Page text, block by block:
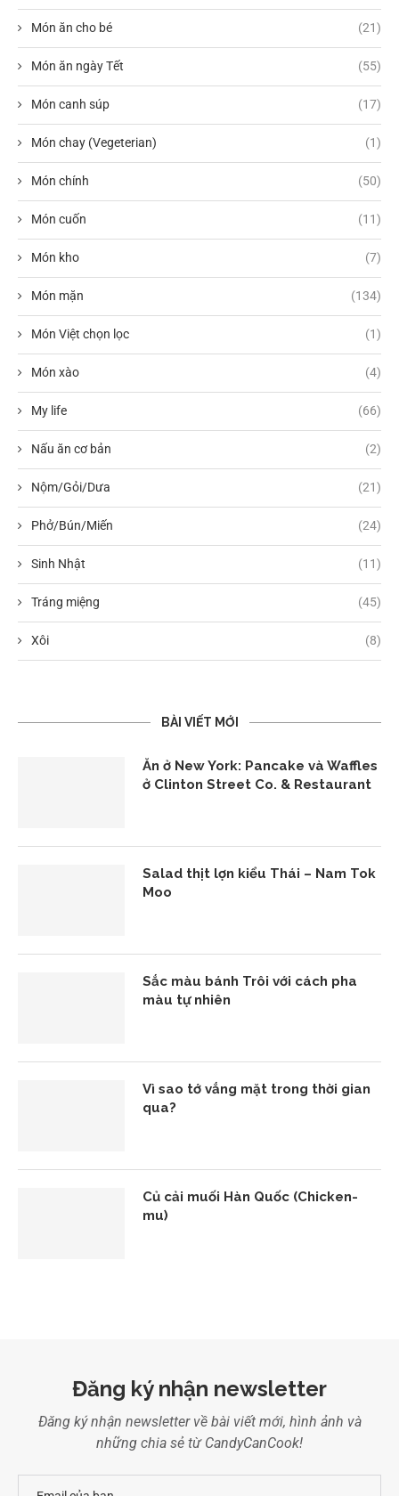
Món ăn cho bé (21)
Món ăn ngày Tết (55)
Món canh súp (17)
Món chay (Vegeterian) (1)
Món chính (50)
Món cuốn (11)
Món kho (7)
Món mặn (134)
Món Việt chọn lọc (1)
Món xào (4)
My life (66)
Nấu ăn cơ bản (2)
Nộm/Gỏi/Dưa (21)
Phở/Bún/Miến (24)
Sinh Nhật (11)
Tráng miệng (45)
Xôi (8)
BÀI VIẾT MỚI
Ăn ở New York: Pancake và Waffles
ở Clinton Street Co. & Restaurant
Salad thịt lợn kiểu Thái – Nam Tok
Moo
Sắc màu bánh Trôi với cách pha
màu tự nhiên
Vì sao tớ vắng mặt trong thời gian
qua?
Củ cải muối Hàn Quốc (Chicken-
mu)
Đăng ký nhận newsletter
Đăng ký nhận newsletter về bài viết mới, hình ảnh và
những chia sẻ từ CandyCanCook!